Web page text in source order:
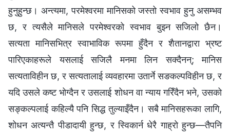
हुनुहुन्छ। अन्त्यमा, परमेश्‍वरमा मानिसको जस्तो स्वभाव हुनु असम्भव
छ, र त्यसैले मानिसले परमेश्‍वरको स्वभाव बुझ्‍न सजिलो छैन।
सत्यता मानिसभित्र स्वाभाविक रूपमा हुँदैन र शैतानद्वारा भ्रष्ट
पारिएकाहरूले यसलाई सजिलै मनमा लिन सक्दैनन्; मानिस
सत्यताविहीन छ, र सत्यतालाई व्यवहारमा उतार्ने सङकल्पविहीन छ, र
यदि उसले कष्ट भोग्दैन र उसलाई शोधन वा न्याय गरिँदैन भने, उसको
सङ्कल्पलाई कहिल्यै पनि सिद्ध तुल्याइँदैन। सबै मानिसहरूका लागि,
शोधन अत्यन्तै पीडादायी हुन्छ, र स्विकार्न धेरै गाह्रो हुन्छ—तैपनि